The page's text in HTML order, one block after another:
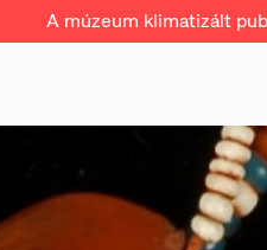
A múzeum klimatizált